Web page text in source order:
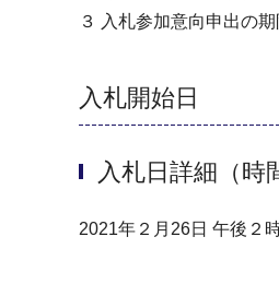
３ 入札参加意向申出の
入札開始日
入札日詳細（時
2021年２月26日 午後２